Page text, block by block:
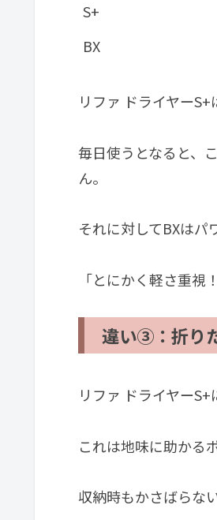
S+
BX
リファ ドライヤーS+
毎日使うとなると、
ん。
それに対してBXはパ
「とにかく軽さ重視
違い③：折り
リファ ドライヤー
これは地味に助かる
収納時もかさばらな